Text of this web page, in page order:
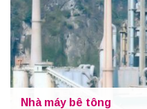
Nhà máy bê tông